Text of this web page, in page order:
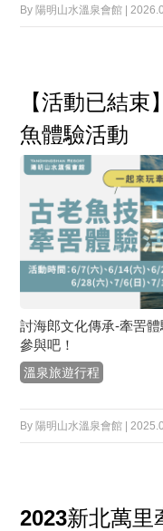
By 陽明山水溫泉會館 |
【活動已結
魚體驗活動
討海郎文化傳承-牽罟
參與吧！
溫泉旅遊行程
By 陽明山水溫泉會館 |
2023新北萬里